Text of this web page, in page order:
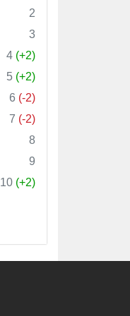
2
3
4 (+2)
5 (+2)
6 (-2)
7 (-2)
8
9
10 (+2)